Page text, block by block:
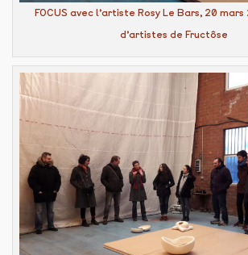
FOCUS avec l’artiste Rosy Le Bars, 20
d’artistes de Fructôse